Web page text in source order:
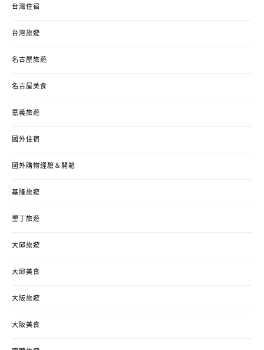
台灣住宿
台灣旅遊
名古屋旅遊
名古屋美食
嘉義旅遊
國外住宿
國外購物經驗＆開箱
基隆旅遊
墾丁旅遊
大邱旅遊
大邱美食
大阪旅遊
大阪美食